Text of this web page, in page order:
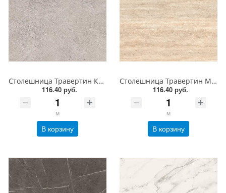
Столешница Травертин Кале AF052 STG5 EGGER
116.40 руб.
м
В корзину
Столешница Травертин Маргарита AF030 STG5 EGGER
116.40 руб.
м
В корзину